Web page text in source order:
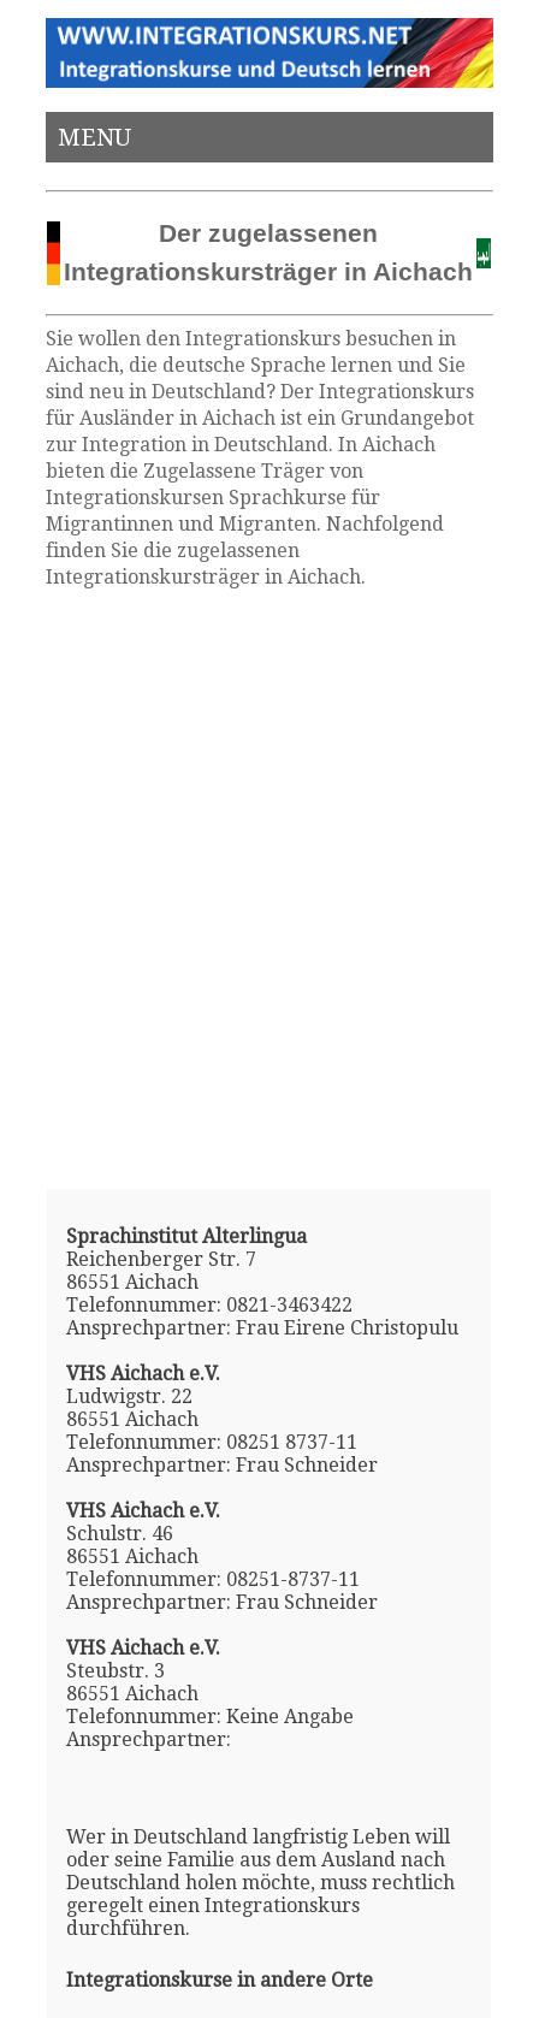
MENU
Der zugelassenen
Integrationskursträger in Aichach
Sie wollen den Integrationskurs besuchen in
Aichach, die deutsche Sprache lernen und Sie
sind neu in Deutschland? Der Integrationskurs
für Ausländer in Aichach ist ein Grundangebot
zur Integration in Deutschland. In Aichach
bieten die Zugelassene Träger von
Integrationskursen Sprachkurse für
Migrantinnen und Migranten. Nachfolgend
finden Sie die zugelassenen
Integrationskursträger in Aichach.
Sprachinstitut Alterlingua
Reichenberger Str. 7
86551 Aichach
Telefonnummer: 0821-3463422
Ansprechpartner: Frau Eirene Christopulu
VHS Aichach e.V.
Ludwigstr. 22
86551 Aichach
Telefonnummer: 08251 8737-11
Ansprechpartner: Frau Schneider
VHS Aichach e.V.
Schulstr. 46
86551 Aichach
Telefonnummer: 08251-8737-11
Ansprechpartner: Frau Schneider
VHS Aichach e.V.
Steubstr. 3
86551 Aichach
Telefonnummer: Keine Angabe
Ansprechpartner:
Wer in Deutschland langfristig Leben will
oder seine Familie aus dem Ausland nach
Deutschland holen möchte, muss rechtlich
geregelt einen Integrationskurs
durchführen.
Integrationskurse in andere Orte